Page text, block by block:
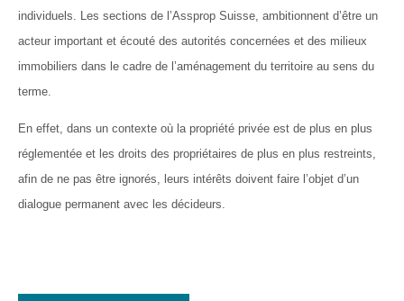
individuels. Les sections de l’Assprop Suisse, ambitionnent d’être un
acteur important et écouté des autorités concernées et des milieux
immobiliers dans le cadre de l’aménagement du territoire au sens du
terme.
En effet, dans un contexte où la propriété privée est de plus en plus
réglementée et les droits des propriétaires de plus en plus restreints,
afin de ne pas être ignorés, leurs intérêts doivent faire l’objet d’un
dialogue permanent avec les décideurs.